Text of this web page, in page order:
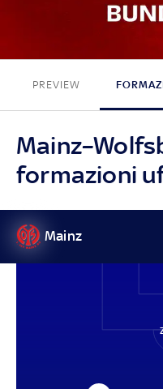
PREVIEW
formazioni
Mainz